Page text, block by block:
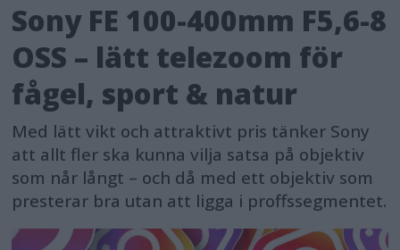
Sony FE 100-400mm F5,6-8
OSS – lätt telezoom för
fågel, sport & natur
Med lätt vikt och attraktivt pris tänker Sony
att allt fler ska kunna vilja satsa på objektiv
som når långt – och då med ett objektiv som
presterar bra utan att ligga i proffssegmentet.